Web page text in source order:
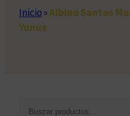
Inicio»Albino Santos
Yunus